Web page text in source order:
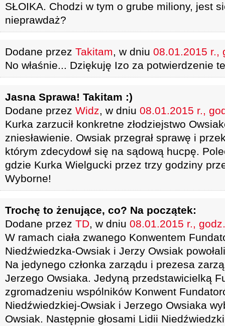
SŁOIKA. Chodzi w tym o grube miliony, jest
nieprawdaż?
Dodane przez Takitam, w dniu 08.01.2015 r.,
No właśnie... Dziękuję Izo za potwierdzenie
Jasna Sprawa! Takitam :)
Dodane przez Widz, w dniu 08.01.2015 r.,
Kurka zarzucił konkretne złodziejstwo
zniesławienie. Owsiak przegrał sprawę i
którym zdecydowł się na sądową hucpę.
gdzie Kurka Wielgucki przez trzy godziny
Wyborne!
Trochę to żenujące, co? Na początek:
Dodane przez TD, w dniu 08.01.2015 r.,
W ramach ciała zwanego Konwentem
Niedźwiedzka-Owsiak i Jerzy Owsiak
Na jedynego członka zarządu i prezesa
Jerzego Owsiaka. Jedyną przedstawicielką
zgromadzeniu wspólników Konwent
Niedźwiedzkiej-Owsiak i Jerzego Owsiaka
Owsiak. Następnie głosami Lidii